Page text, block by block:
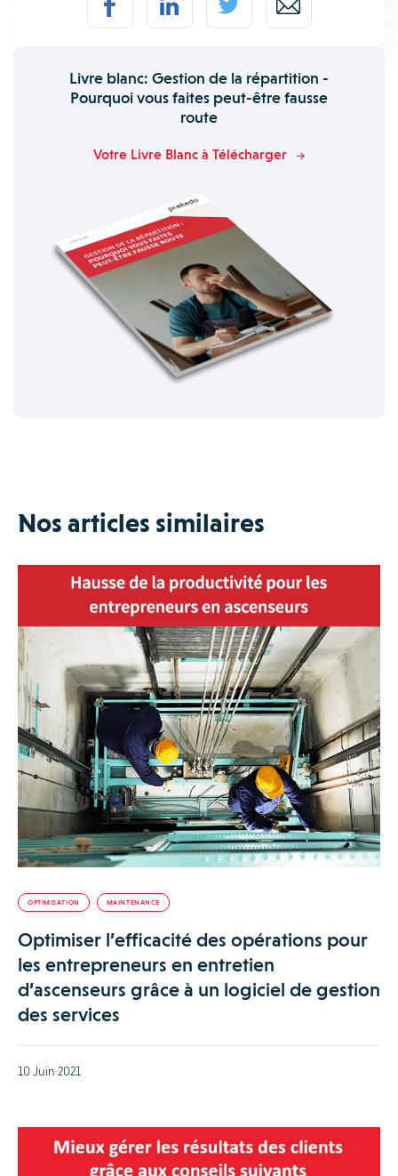
Livre blanc: Gestion de la répartition -
Pourquoi vous faites peut-être fausse
route
Votre Livre Blanc à Télécharger
Nos articles similaires
OPTIMISATION MAINTENANCE
Optimiser l’efficacité des opérations pour
les entrepreneurs en entretien
d’ascenseurs grâce à un logiciel de gestion
des services
10 Juin 2021